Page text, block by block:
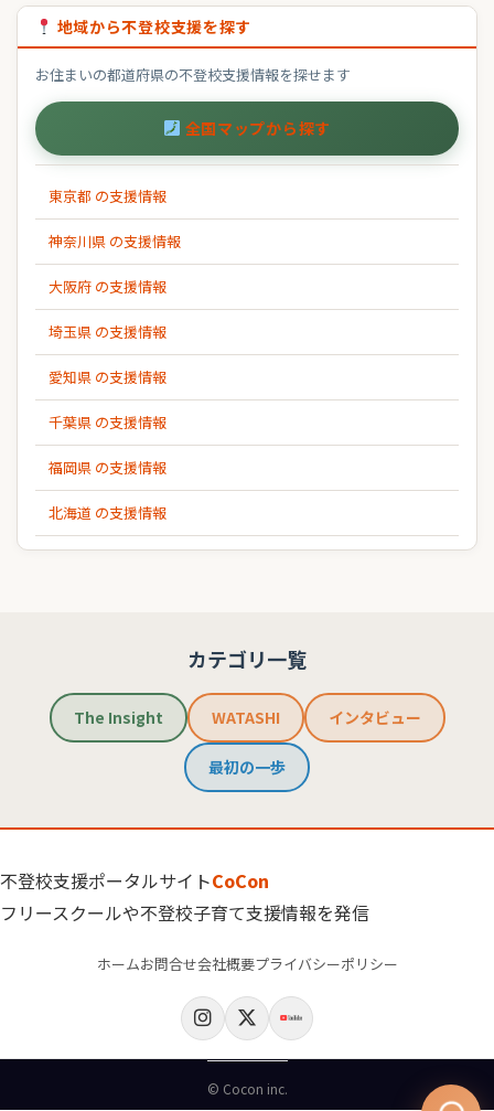
地域から不登校支援を探す
お住まいの都道府県の不登校支援情報を探せます
全国マップから探す
東京都 の支援情報
神奈川県 の支援情報
大阪府 の支援情報
埼玉県 の支援情報
愛知県 の支援情報
千葉県 の支援情報
福岡県 の支援情報
北海道 の支援情報
カテゴリ一覧
The Insight WATASHI インタビュー
最初の一歩
不登校支援ポータルサイトCoCon
フリースクールや不登校子育て支援情報を発信
ホームお問合せ会社概要プライバシーポリシー
© Cocon inc.